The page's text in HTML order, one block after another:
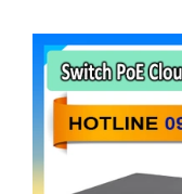
cho các doanh
pháp mạng tiết kiệm.